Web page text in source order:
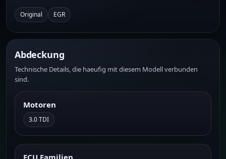
Original EGR
Abdeckung
Technische Details, die haeufig mit diesem Modell verbunden
sind.
Motoren
3.0 TDI
ECU Familien